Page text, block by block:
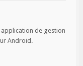
application de gestion
Android.